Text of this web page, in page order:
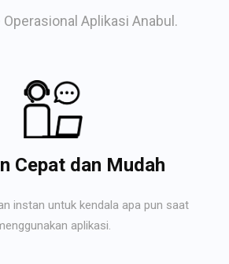
Aplikasi Anabul.
Cepat dan Mudah
instan untuk kendala apa pun saat
aplikasi.